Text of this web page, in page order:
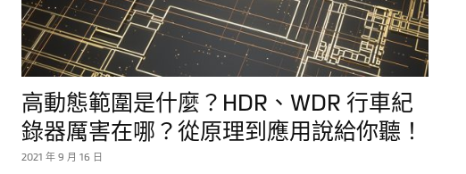
高動態範圍是什麼？HDR、WDR 行車紀
錄器厲害在哪？從原理到應用說給你聽！
2021 年 9 月 16 日